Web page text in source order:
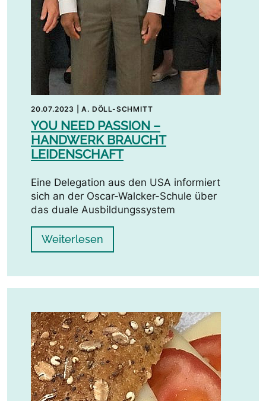
20.07.2023 |A. DÖLL-SCHMITT
YOU NEED PASSION –
HANDWERK BRAUCHT
LEIDENSCHAFT
Eine Delegation aus den USA informiert
sich an der Oscar-Walcker-Schule über
das duale Ausbildungssystem
Weiterlesen